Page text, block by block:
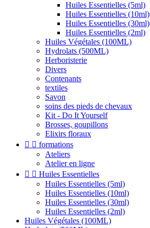
Huiles Essentielles (5ml)
Huiles Essentielles (10ml)
Huiles Essentielles (30ml)
Huiles Essentielles (2ml)
Huiles Végétales (100ML)
Hydrolats (500ML)
Herboristerie
Divers
Contenants
textiles
Savon
soins des pieds de chevaux
Kit - Do It Yourself
Brosses, goupillons
Elixirs floraux
  formations
Ateliers
Atelier en ligne
  Huiles Essentielles
Huiles Essentielles (5ml)
Huiles Essentielles (10ml)
Huiles Essentielles (30ml)
Huiles Essentielles (2ml)
Huiles Végétales (100ML)